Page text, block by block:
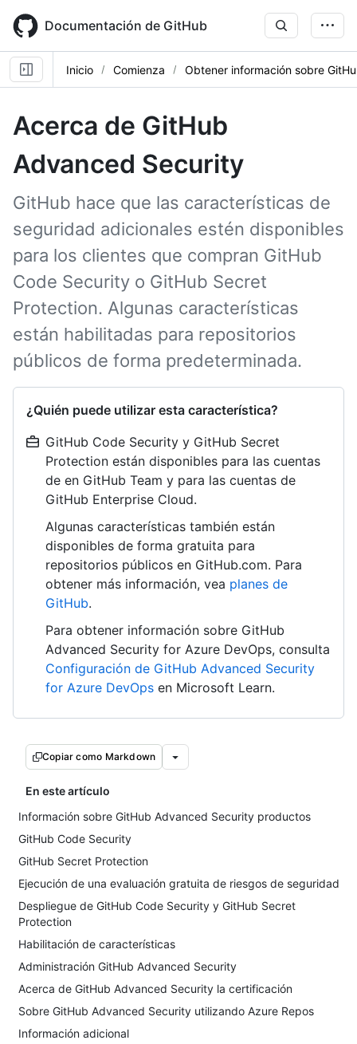
main
content
Documentación de GitHub
Inicio Comienza Obtener información sobre
Acerca de GitHub
Advanced Security
GitHub hace que las características de
seguridad adicionales estén disponibles
para los clientes que compran GitHub
Code Security o GitHub Secret
Protection. Algunas características
están habilitadas para repositorios
públicos de forma predeterminada.
¿Quién puede utilizar esta característica?
GitHub Code Security y GitHub Secret
Protection están disponibles para las cuentas
de en GitHub Team y para las cuentas de
GitHub Enterprise Cloud.
Algunas características también están
disponibles de forma gratuita para
repositorios públicos en GitHub.com. Para
obtener más información, vea planes de
GitHub.
Para obtener información sobre GitHub
Advanced Security for Azure DevOps, consulta
Configuración de GitHub Advanced Security
for Azure DevOps en Microsoft Learn.
Copiar como Markdown
En este artículo
Información sobre GitHub Advanced Security productos
GitHub Code Security
GitHub Secret Protection
Ejecución de una evaluación gratuita de riesgos de seguridad
Despliegue de GitHub Code Security y GitHub Secret
Protection
Habilitación de características
Administración GitHub Advanced Security
Acerca de GitHub Advanced Security la certificación
Sobre GitHub Advanced Security utilizando Azure Repos
Información adicional